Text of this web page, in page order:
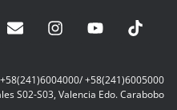
+58(241)6005000
S02-S03, Valencia Edo. Carabobo